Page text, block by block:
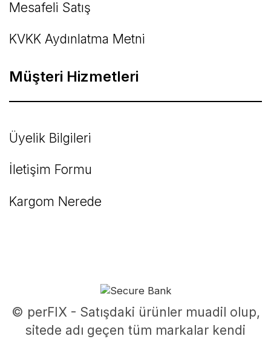
Mesafeli Satış
KVKK Aydınlatma Metni
Müşteri Hizmetleri
Üyelik Bilgileri
İletişim Formu
Kargom Nerede
© perFIX - Satışdaki ürünler muadil olup,
sitede adı geçen tüm markalar kendi